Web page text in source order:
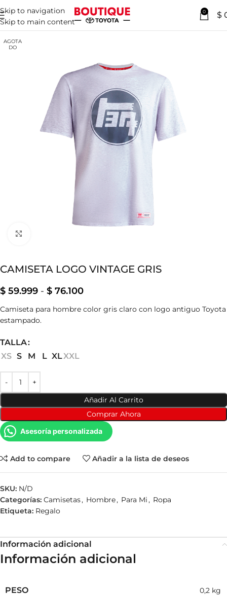
Skip to navigation
Skip to main content
0 $
AGOTA
DO
CAMISETA LOGO VINTAGE GRIS
$ 59.999 - $ 76.100
Camiseta para hombre color gris claro con logo antiguo Toyota
estampado.
TALLA
XS S M L XLXXL
Añadir Al Carrito
Comprar Ahora
Asesoría personalizada
Add to compare Añadir a la lista de deseos
SKU: N/D
Categorías: Camisetas, Hombre, Para Mi, Ropa
Etiqueta: Regalo
Información adicional
Información adicional
PESO 0,2 kg